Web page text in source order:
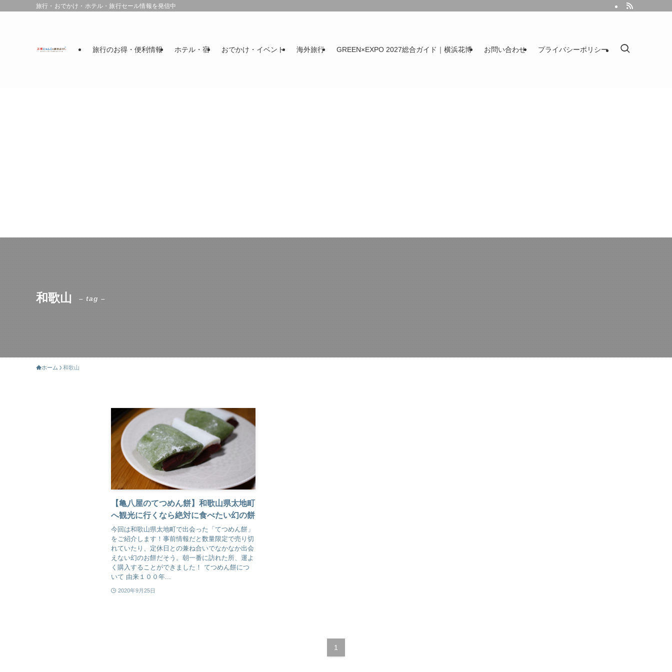
旅行・おでかけ・ホテル・旅行セール情報を発信中
旅行のお得・便利情報 ホテル・宿 おでかけ・イベント 海外旅行 GREEN×EXPO 2027総合ガイド｜横浜花博 お問い合わせ プライバシーポリシー
和歌山 – tag –
ホーム 和歌山
【亀八屋のてつめん餅】和歌山県太地町
へ観光に行くなら絶対に食べたい幻の餅
今回は和歌山県太地町で出会った「てつめん餅」
をご紹介します！事前情報だと数量限定で売り切
れていたり、定休日との兼ね合いでなかなか出会
えない幻のお餅だそう。朝一番に訪れた所、運よ
く購入することができました！ てつめん餅につ
いて 由来１００年...
2020年9月25日
1